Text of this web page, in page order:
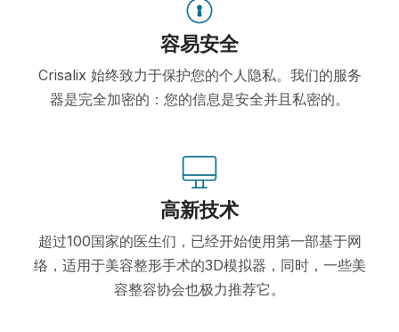
容易安全
Crisalix 始终致力于保护您的个人隐私。我们的服务
器是完全加密的：您的信息是安全并且私密的。
高新技术
超过100国家的医生们，已经开始使用第一部基于网
络，适用于美容整形手术的3D模拟器，同时，一些美
容整容协会也极力推荐它。